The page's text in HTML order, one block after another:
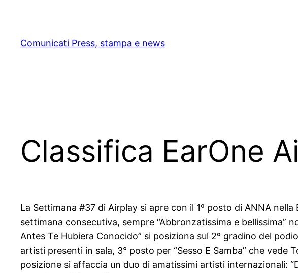
content
Comunicati Press, stampa e news
Classifica EarOne
La Settimana #37 di Airplay si apre con il 1º posto di ANNA
settimana consecutiva, sempre “Abbronzatissima e bellissima”
Antes Te Hubiera Conocido” si posiziona sul 2º gradino del
artisti presenti in sala, 3° posto per “Sesso E Samba” che
posizione si affaccia un duo di amatissimi artisti internazionali: